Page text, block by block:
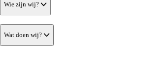
Wie zijn wij?
Wat doen wij?